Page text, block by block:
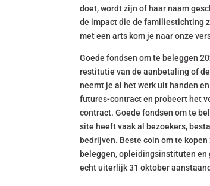
doet, wordt zijn of haar naam
de impact die de familiestichting
met een arts kom je naar onze
Goede fondsen om te beleggen
restitutie van de aanbetaling of
neemt je al het werk uit handen
futures-contract en probeert het
contract. Goede fondsen om te
site heeft vaak al bezoekers,
bedrijven. Beste coin om te
beleggen, opleidingsinstituten en
echt uiterlijk 31 oktober